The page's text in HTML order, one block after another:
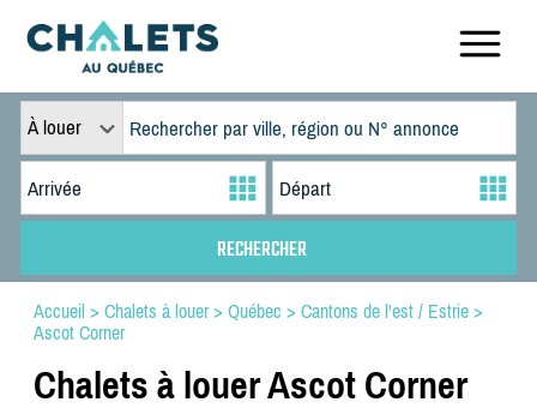
À louer
Accueil > Chalets à louer> Québec > Cantons de l'est / Estrie>
Ascot Corner
Chalets à louer Ascot Corner